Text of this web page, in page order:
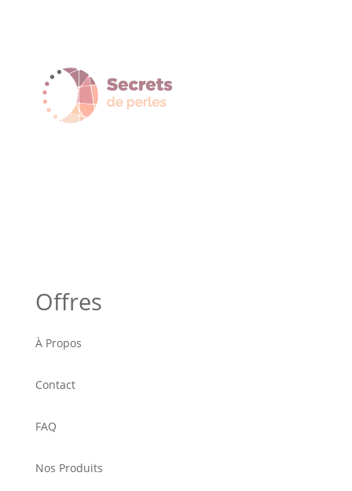
Offres
À Propos
Contact
FAQ
Nos Produits